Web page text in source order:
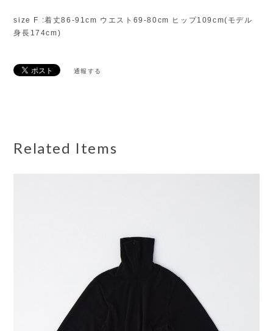
size F :着丈86-91cm ウエスト69-80cm ヒップ109cm(モデル
身長174cm)
通報する
Related Items